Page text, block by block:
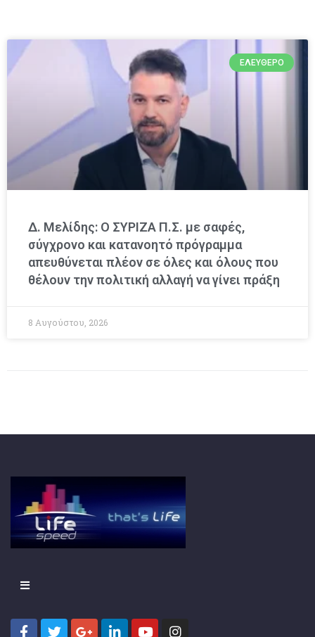
ΕΛΕΎΘΕΡΟ
Δ. Μελίδης: Ο ΣΥΡΙΖΑ Π.Σ. με σαφές,
σύγχρονο και κατανοητό πρόγραμμα
απευθύνεται πλέον σε όλες και όλους που
θέλουν την πολιτική αλλαγή να γίνει πράξη
8 Αυγούστου, 2026